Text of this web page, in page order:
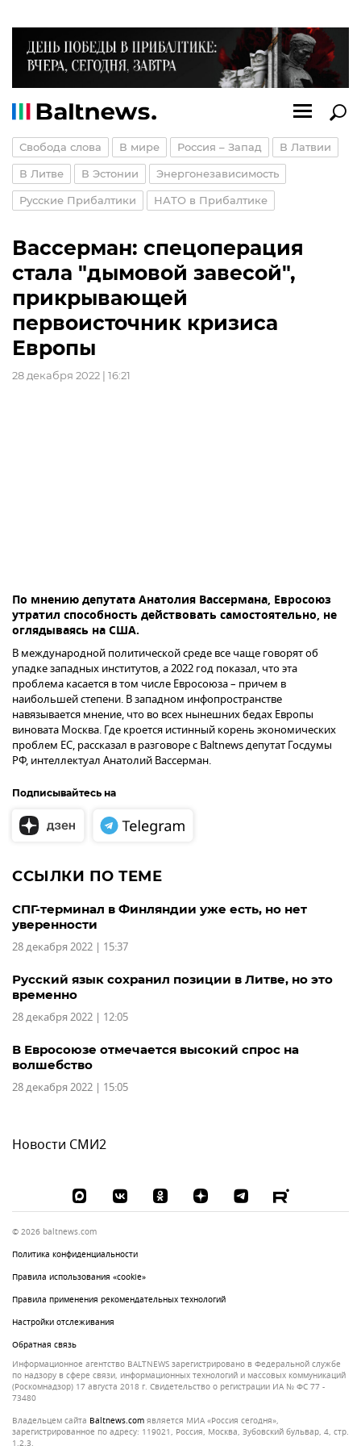
Свобода слова В мире Россия – Запад В Латвии
В Литве В Эстонии Энергонезависимость
Русские Прибалтики НАТО в Прибалтике
Вассерман: спецоперация
стала "дымовой завесой",
прикрывающей
первоисточник кризиса
Европы
28 декабря 2022 | 16:21
По мнению депутата Анатолия Вассермана, Евросоюз
утратил способность действовать самостоятельно, не
оглядываясь на США.
В международной политической среде все чаще говорят об
упадке западных институтов, а 2022 год показал, что эта
проблема касается в том числе Евросоюза – причем в
наибольшей степени. В западном инфопространстве
навязывается мнение, что во всех нынешних бедах Европы
виновата Москва. Где кроется истинный корень экономических
проблем ЕС, рассказал в разговоре с Baltnews депутат Госдумы
РФ, интеллектуал Анатолий Вассерман.
Подписывайтесь на
ССЫЛКИ ПО ТЕМЕ
СПГ-терминал в Финляндии уже есть, но нет
уверенности
28 декабря 2022 | 15:37
Русский язык сохранил позиции в Литве, но это
временно
28 декабря 2022 | 12:05
В Евросоюзе отмечается высокий спрос на
волшебство
28 декабря 2022 | 15:05
Новости СМИ2
© 2026 baltnews.com
Политика конфиденциальности
Правила использования «cookie»
Правила применения рекомендательных технологий
Настройки отслеживания
Обратная связь
Информационное агентство BALTNEWS зарегистрировано в Федеральной службе
по надзору в сфере связи, информационных технологий и массовых коммуникаций
(Роскомнадзор) 17 августа 2018 г. Свидетельство о регистрации ИА № ФС 77 -
73480
Владельцем сайта
baltnews.com является МИА «Россия сегодня»,
зарегистрированное по адресу: 119021, Россия, Москва, Зубовский бульвар, 4, стр.
1,2.3.